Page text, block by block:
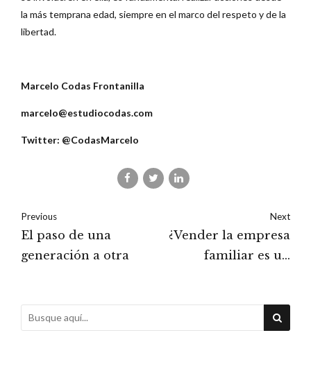
la más temprana edad, siempre en el marco del respeto y de la
libertad.
Marcelo Codas Frontanilla
marcelo@estudiocodas.com
Twitter: @CodasMarcelo
Previous
El paso de una
generación a otra
Next
¿Vender la empresa
familiar es un